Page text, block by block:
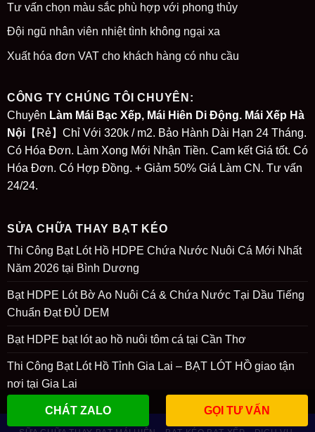
Tư vấn chọn màu sắc phù hợp với phong thủy
Đội ngũ nhân viên nhiệt tình không ngại xa
Xuất hóa đơn VAT cho khách hàng có nhu cầu
CÔNG TY CHÚNG TÔI CHUYÊN:
Chuyên Làm Mái Bạc Xếp, Mái Hiên Di Động. Mái Xếp Hà
Nội【Rẻ】Chỉ Với 320k / m2. Bảo Hành Dài Hạn 24 Tháng.
Có Hóa Đơn. Làm Xong Mới Nhận Tiền. Cam kết Giá tốt. Có
Hóa Đơn. Có Hợp Đồng. + Giảm 50% Giá Làm CN. Tư vấn
24/24.
SỬA CHỮA THAY BẠT KÉO
Thi Công Bạt Lót Hồ HDPE Chứa Nước Nuôi Cá Mới Nhất
Năm 2026 tại Bình Dương
Bạt HDPE Lót Bờ Ao Nuôi Cá & Chứa Nước Tại Dầu Tiếng
Chuẩn Đạt ĐỦ DEM
Bạt HDPE bạt lót ao hồ nuôi tôm cá tại Cần Thơ
Thi Công Bạt Lót Hồ Tỉnh Gia Lai – BẠT LÓT HỒ giao tận
nơi tại Gia Lai
CHÁT ZALO GỌI TƯ VẤN